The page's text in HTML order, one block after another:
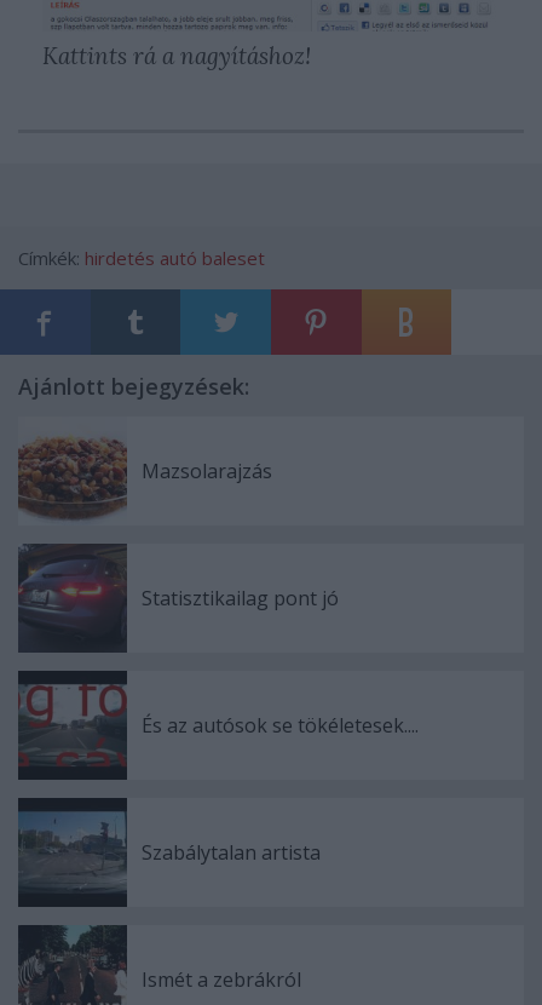
Kattints rá a nagyításhoz!
Címkék: hirdetés autó baleset
Ajánlott bejegyzések:
Mazsolarajzás
Statisztikailag pont jó
És az autósok se tökéletesek....
Szabálytalan artista
Ismét a zebrákról